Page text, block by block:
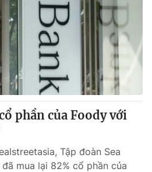
phần của Foody với
Tập đoàn Sea
mua lại 82% cổ phần của